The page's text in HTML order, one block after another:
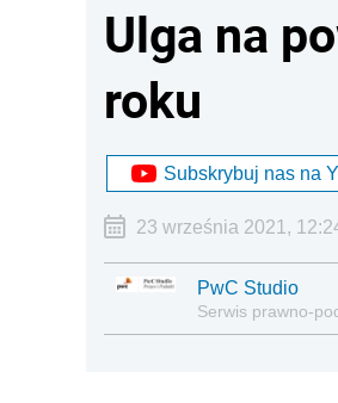
Ulga na
roku
Subskrybuj nas na
23 września 2021,
PwC Studio
Serwis prawno-